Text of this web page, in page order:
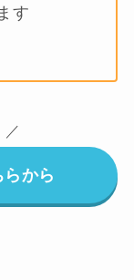
す
／
から